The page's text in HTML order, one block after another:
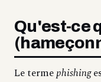
Qu'est-ce
Le termephishing